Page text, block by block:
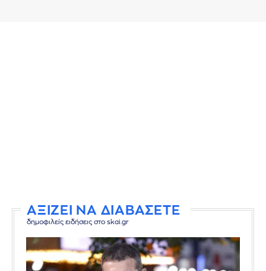
ΑΞΙΖΕΙ ΝΑ ΔΙΑΒΑΣΕΤΕ
δημοφιλείς ειδήσεις στο skai.gr